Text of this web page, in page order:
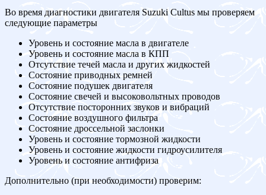
Во время диагностики двигателя Suzuki Cultus мы проверяем
следующие параметры
Уровень и состояние масла в двигателе
Уровень и состояние масла в КПП
Отсутствие течей масла и других жидкостей
Состояние приводных ремней
Состояние подушек двигателя
Состояние свечей и высоковольтных проводов
Отсутствие посторонних звуков и вибраций
Состояние воздушного фильтра
Состояние дроссельной заслонки
Уровень и состояние тормозной жидкости
Уровень и состояние жидкости гидроусилителя
Уровень и состояние антифриза
Дополнительно (при необходимости) проверим: